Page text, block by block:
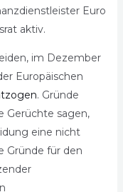
Euro
aktiv.
im Dezember
Europäischen
. Gründe
Gerüchte sagen,
eine nicht
Gründe für den